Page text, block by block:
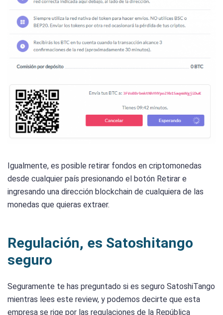
Igualmente, es posible retirar fondos en criptomonedas
desde cualquier país presionando el botón Retirar e
ingresando una dirección blockchain de cualquiera de las
monedas que quieras extraer.
Regulación, es Satoshitango
seguro
Seguramente te has preguntado si es seguro SatoshiTango
mientras lees este review, y podemos decirte que esta
empresa se rige por las regulaciones de la República